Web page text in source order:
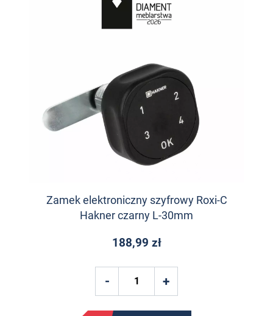
Zamek elektroniczny szyfrowy Roxi-C
Hakner czarny L-30mm
188,99 zł